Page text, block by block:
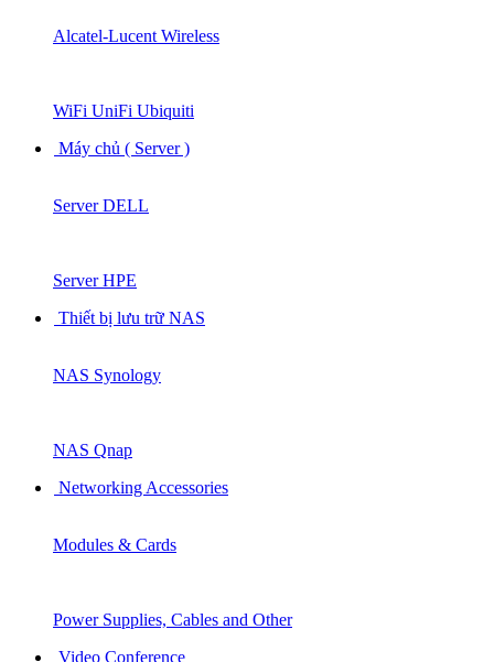
Alcatel-Lucent Wireless
WiFi UniFi Ubiquiti
Máy chủ ( Server )
Server DELL
Server HPE
Thiết bị lưu trữ NAS
NAS Synology
NAS Qnap
Networking Accessories
Modules & Cards
Power Supplies, Cables and Other
Video Conference